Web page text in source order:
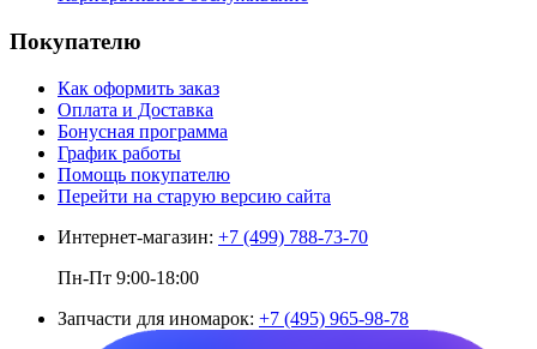
Покупателю
Как оформить заказ
Оплата и Доставка
Бонусная программа
График работы
Помощь покупателю
Перейти на старую версию сайта
Интернет-магазин: +7 (499) 788-73-70
Пн-Пт 9:00-18:00
Запчасти для иномарок: +7 (495) 965-98-78